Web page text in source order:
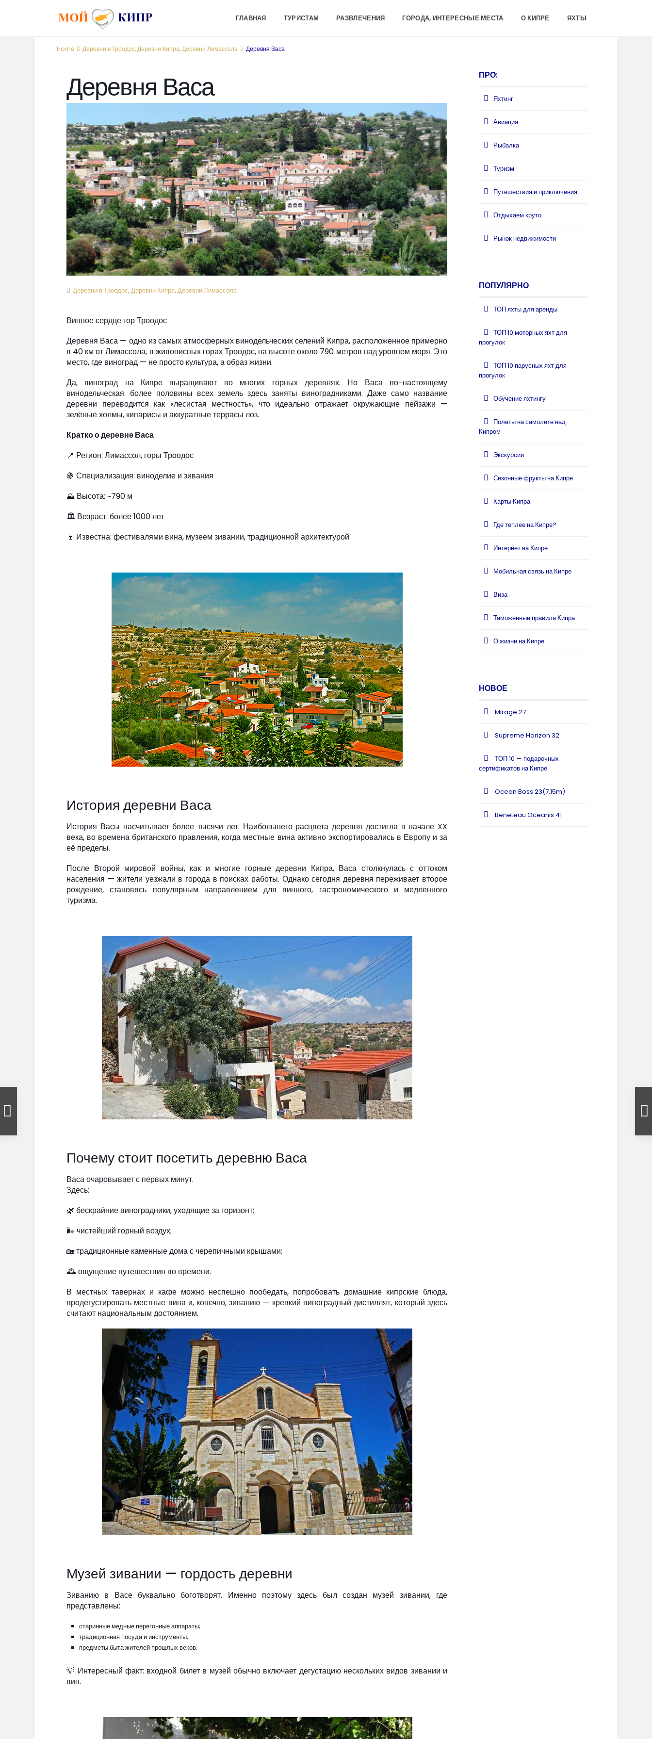
ГЛАВНАЯ ТУРИСТАМ РАЗВЛЕЧЕНИЯ ГОРОДА, ИНТЕРЕСНЫЕ МЕСТА О КИПРЕ ЯХТЫ
Home Деревни в Троодос,Деревни Кипра,Деревни Лимассола Деревня Васа
Деревня Васа
Деревни в Троодос, Деревни Кипра, Деревни Лимассола
Винное сердце гор Троодос
Деревня Васа — одно из самых атмосферных винодельческих селений Кипра, расположенное примерно
в 40 км от Лимассола, в живописных горах Троодос, на высоте около 790 метров над уровнем моря. Это
место, где виноград — не просто культура, а образ жизни.
Да, виноград на Кипре выращивают во многих горных деревнях. Но Васа по-настоящему
винодельческая: более половины всех земель здесь заняты виноградниками. Даже само название
деревни переводится как «лесистая местность», что идеально отражает окружающие пейзажи —
зелёные холмы, кипарисы и аккуратные террасы лоз.
Кратко о деревне Васа
📍 Регион: Лимассол, горы Троодос
🍇 Специализация: виноделие и зивания
⛰ Высота: ~790 м
🏛 Возраст: более 1000 лет
🍷 Известна: фестивалями вина, музеем зивании, традиционной архитектурой
История деревни Васа
История Васы насчитывает более тысячи лет. Наибольшего расцвета деревня достигла в начале XX
века, во времена британского правления, когда местные вина активно экспортировались в Европу и за
её пределы.
После Второй мировой войны, как и многие горные деревни Кипра, Васа столкнулась с оттоком
населения — жители уезжали в города в поисках работы. Однако сегодня деревня переживает второе
рождение, становясь популярным направлением для винного, гастрономического и медленного
туризма.
Почему стоит посетить деревню Васа
Васа очаровывает с первых минут.
Здесь:
🌿 бескрайние виноградники, уходящие за горизонт;
🌬 чистейший горный воздух;
🏡 традиционные каменные дома с черепичными крышами;
🕰 ощущение путешествия во времени.
В местных тавернах и кафе можно неспешно пообедать, попробовать домашние кипрские блюда,
продегустировать местные вина и, конечно, зиванию — крепкий виноградный дистиллят, который здесь
считают национальным достоянием.
Музей зивании — гордость деревни
Зиванию в Васе буквально боготворят. Именно поэтому здесь был создан музей зивании, где
представлены:
старинные медные перегонные аппараты;
традиционная посуда и инструменты;
предметы быта жителей прошлых веков.
💡 Интересный факт: входной билет в музей обычно включает дегустацию нескольких видов зивании и
вин.
ПРО:
Яхтинг
Авиация
Рыбалка
Туризм
Путешествия и приключения
Отдыхаем круто
Рынок недвижимости
ПОПУЛЯРНО
ТОП яхты для аренды
ТОП 10 моторных яхт для
прогулок
ТОП 10 парусных яхт для
прогулок
Обучение яхтингу
Полеты на самолете над
Кипром
Экскурсии
Сезонные фрукты на Кипре
Карты Кипра
Где теплее на Кипре?
Интернет на Кипре
Мобильная связь на Кипре
Виза
Таможенные правила Кипра
О жизни на Кипре
НОВОЕ
Mirage 27
Supreme Horizon 32
ТОП 10 — подарочных
сертификатов на Кипре
Ocean Boss 23(7.15m)
Beneteau Oceanis 41